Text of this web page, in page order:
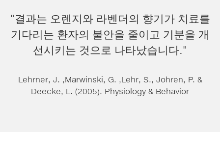
"결과는 오렌지와 라벤더의 향기가 치료를
기다리는 환자의 불안을 줄이고 기분을 개
선시키는 것으로 나타났습니다."
Lehrner, J. ,Marwinski, G. ,Lehr, S., Johren, P. &
Deecke, L. (2005). Physiology & Behavior